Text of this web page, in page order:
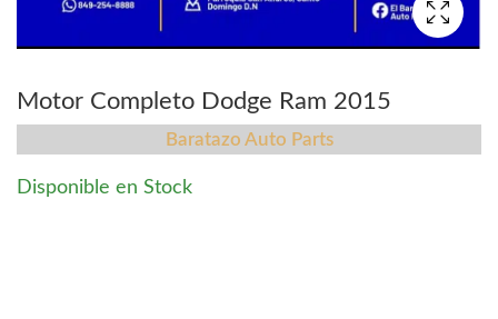
Motor Completo Dodge Ram 2015
Baratazo Auto Parts
Disponible en Stock